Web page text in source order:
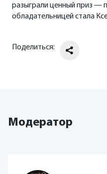
разыграли ценный приз —
обладательницей стала
Поделиться:
Модератор